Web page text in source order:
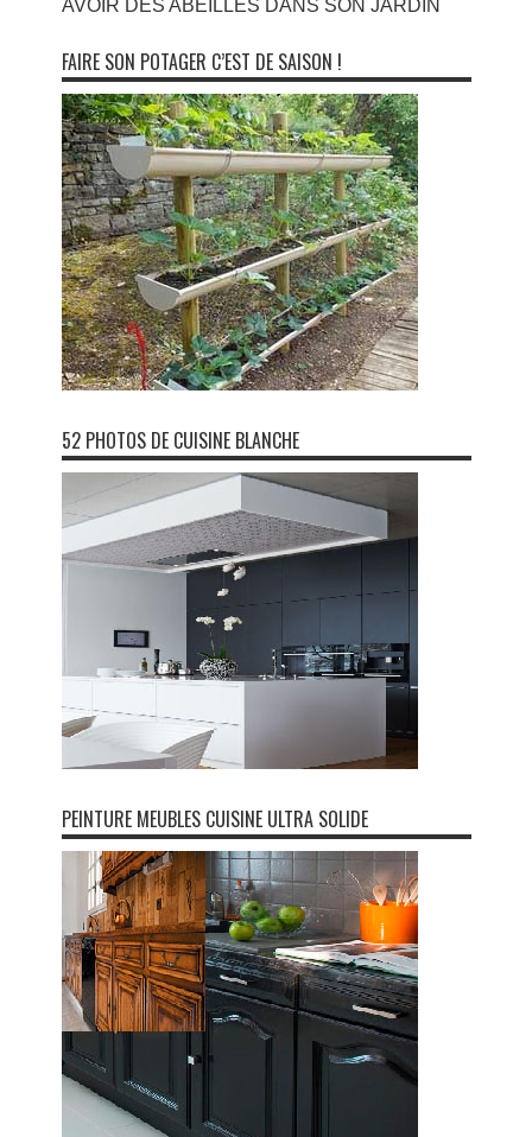
AVOIR DES ABEILLES DANS SON JARDIN
FAIRE SON POTAGER C’EST DE SAISON !
52 PHOTOS DE CUISINE BLANCHE
PEINTURE MEUBLES CUISINE ULTRA SOLIDE